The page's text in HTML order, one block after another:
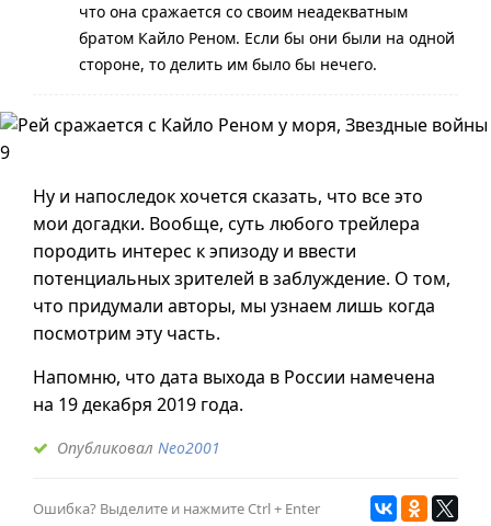
что она сражается со своим неадекватным
братом Кайло Реном. Если бы они были на одной
стороне, то делить им было бы нечего.
Ну и напоследок хочется сказать, что все это
мои догадки. Вообще, суть любого трейлера
породить интерес к эпизоду и ввести
потенциальных зрителей в заблуждение. О том,
что придумали авторы, мы узнаем лишь когда
посмотрим эту часть.
Напомню, что дата выхода в России намечена
на 19 декабря 2019 года.
ОпубликовалNeo2001
Ошибка? Выделите и нажмите Ctrl + Enter